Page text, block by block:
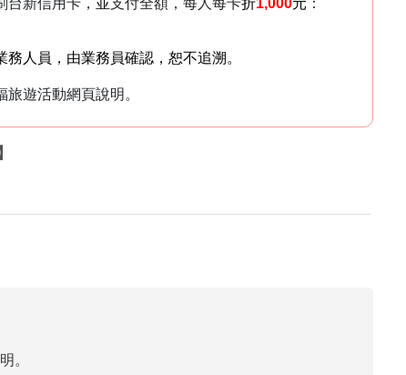
台新信用卡， 並支付全額，每人每卡折1,000元 ：
人員，由業務員確認，恕不追溯。
遊活動網頁說明。
。